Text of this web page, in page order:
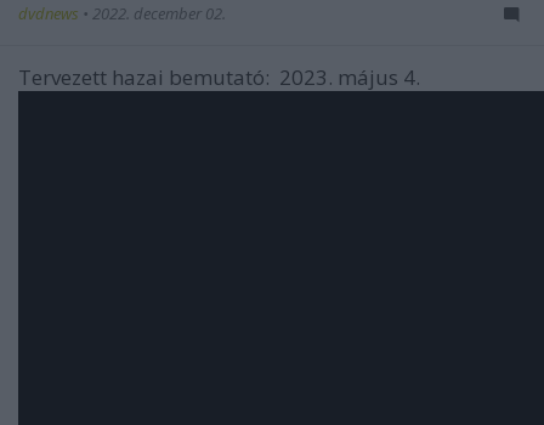
dvdnews • 2022. december 02.
Tervezett hazai bemutató: 2023. május 4.